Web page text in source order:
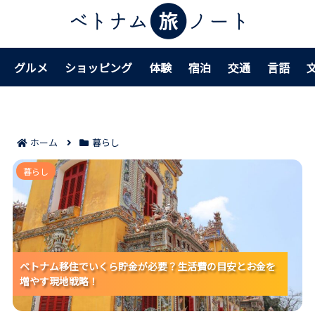
グルメ ショッピング 体験 宿泊 交通 言語
ホーム 暮らし
ベトナム移住でいくら貯金が必要？生活費の目安とお
金を増やす現地戦略！
ベトナム移住でいくら貯金が必要？生活費の目安とお金を
増やす現地戦略！
ベトナム移住でいくら貯金が必要？生活費の目安とお金を
増やす現地戦略！
ベトナム移住でいくら貯金が必要？生活費の目安とお金を
増やす現地戦略！
暮らし